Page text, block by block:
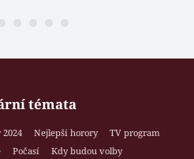
témata
Nejlepší horory
TV program
Počasí
Kdy budou volby